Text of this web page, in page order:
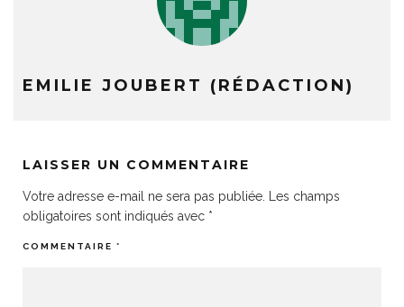
EMILIE JOUBERT (RÉDACTION)
LAISSER UN COMMENTAIRE
Votre adresse e-mail ne sera pas publiée.
Les champs
obligatoires sont indiqués avec *
COMMENTAIRE *